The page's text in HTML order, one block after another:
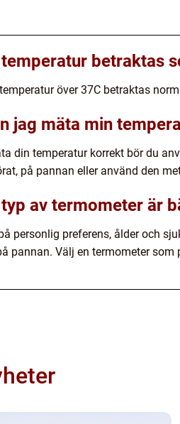
betraktas
över 37C betraktas
jag mäta min
din temperatur korrekt bör du
på pannan eller använd den
av termometer är
personlig preferens, ålder och
pannan. Välj en termometer